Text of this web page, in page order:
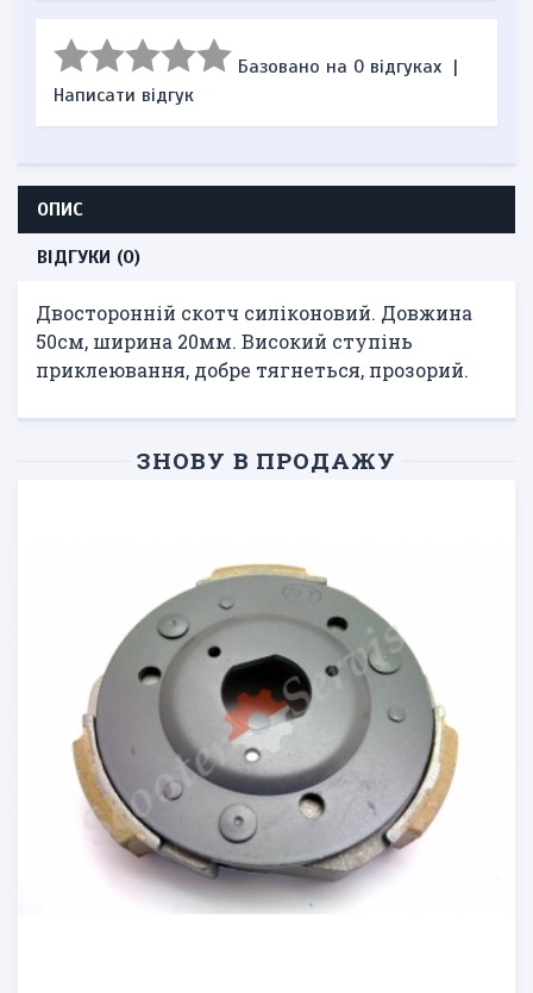
Базовано на 0 відгуках |
Написати відгук
ОПИС
ВІДГУКИ (0)
Двосторонній скотч силіконовий. Довжина
50см, ширина 20мм. Високий ступінь
приклеювання, добре тягнеться, прозорий.
ЗНОВУ В ПРОДАЖУ